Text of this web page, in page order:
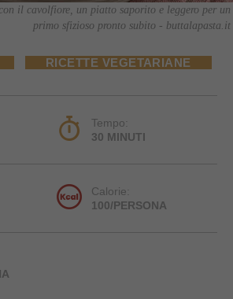
il cavolfiore, un piatto saporito e leggero per un
primo sfizioso pronto subito - buttalapasta.it
RICETTE VEGETARIANE
Tempo:
30 MINUTI
Calorie:
100/PERSONA